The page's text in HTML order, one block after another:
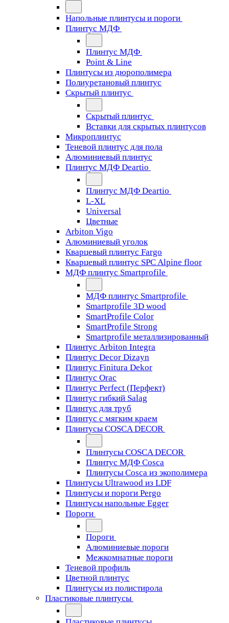
Напольные плинтусы и пороги
Плинтус МДФ
Плинтус МДФ
Point & Line
Плинтусы из дюрополимера
Полиуретановый плинтус
Скрытый плинтус
Скрытый плинтус
Вставки для скрытых плинтусов
Микроплинтус
Теневой плинтус для пола
Алюминиевый плинтус
Плинтус МДФ Deartio
Плинтус МДФ Deartio
L-XL
Universal
Цветные
Arbiton Vigo
Алюминиевый уголок
Кварцевый плинтус Fargo
Кварцевый плинтус SPC Alpine floor
МДФ плинтус Smartprofile
МДФ плинтус Smartprofile
Smartprofile 3D wood
SmartProfile Color
SmartProfile Strong
Smartprofile металлизированный
Плинтус Arbiton Integra
Плинтус Decor Dizayn
Плинтус Finitura Dekor
Плинтус Orac
Плинтус Perfect (Перфект)
Плинтус гибкий Salag
Плинтус для труб
Плинтус с мягким краем
Плинтусы COSCA DECOR
Плинтусы COSCA DECOR
Плинтус МДФ Cosca
Плинтусы Cosca из экополимера
Плинтусы Ultrawood из LDF
Плинтусы и пороги Pergo
Плинтусы напольные Egger
Пороги
Пороги
Алюминиевые пороги
Межкомнатные пороги
Теневой профиль
Цветной плинтус
Плинтусы из полистирола
Пластиковые плинтусы